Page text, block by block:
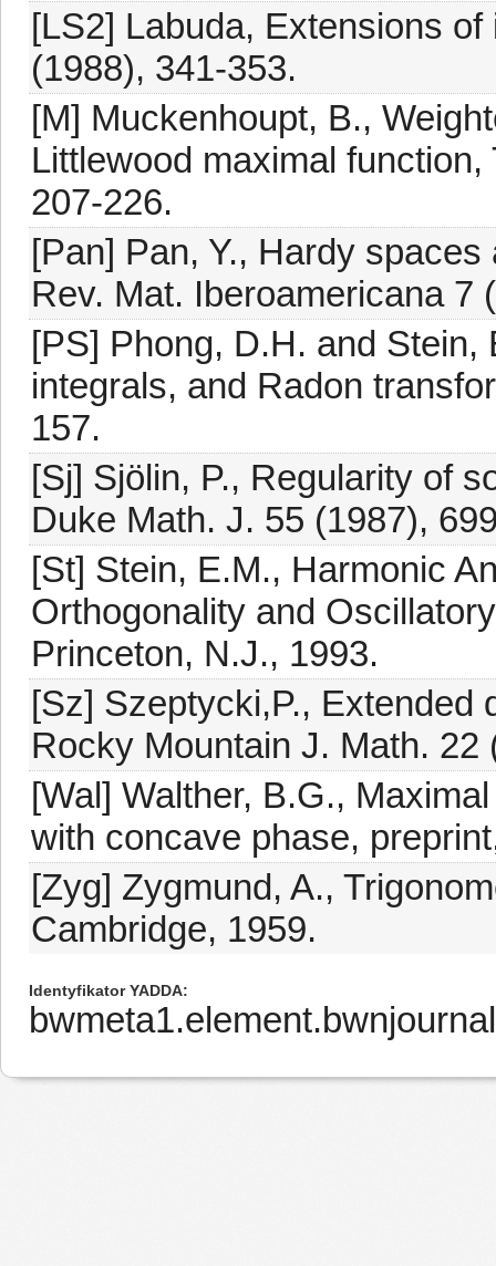
[LS2] Labuda, Extensions
(1988), 341-353.
[M] Muckenhoupt, B.,
Littlewood maximal
207-226.
[Pan] Pan, Y., Hardy
Rev. Mat. Iberoamericana 7
[PS] Phong, D.H. and
integrals, and Radon
157.
[Sj] Sjölin, P., Regularity of
Duke Math. J. 55 (1987),
[St] Stein, E.M., Harmonic
Orthogonality and
Princeton, N.J., 1993.
[Sz] Szeptycki,P., Extended
Rocky Mountain J. Math. 22
[Wal] Walther, B.G.,
with concave phase,
[Zyg] Zygmund, A.,
Cambridge, 1959.
Identyfikator YADDA